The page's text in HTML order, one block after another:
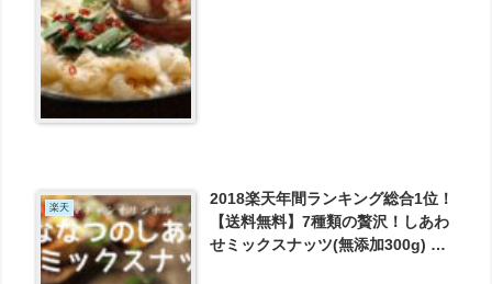
楽天
2018楽天年間ランキング総合1位！
【送料無料】7種類の贅沢！しあわ
せミックスナッツ(無添加300g) が